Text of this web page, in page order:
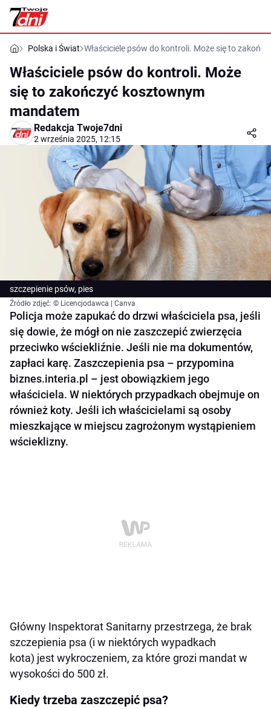
Polska i Świat Właściciele psów do kontroli. Może się to
Właściciele psów do kontroli. Może
się to zakończyć kosztownym
mandatem
Redakcja Twoje7dni
2 września 2025, 12:15
szczepienie psów, pies
Źródło zdjęć: © Licencjodawca | Canva
Policja może zapukać do drzwi właściciela psa, jeśli
się dowie, że mógł on nie zaszczepić zwierzęcia
przeciwko wściekliźnie. Jeśli nie ma dokumentów,
zapłaci karę. Zaszczepienia psa – przypomina
biznes.interia.pl – jest obowiązkiem jego
właściciela. W niektórych przypadkach obejmuje on
również koty. Jeśli ich właścicielami są osoby
mieszkające w miejscu zagrożonym wystąpieniem
wścieklizny.
Główny Inspektorat Sanitarny przestrzega, że brak
szczepienia psa (i w niektórych wypadkach
kota) jest wykroczeniem, za które grozi mandat w
wysokości do 500 zł.
Kiedy trzeba zaszczepić psa?